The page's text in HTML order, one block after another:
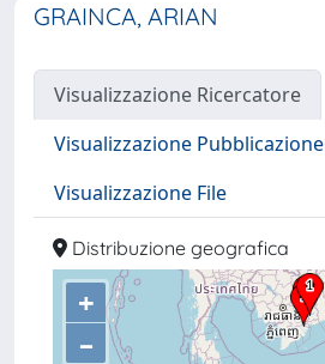
GRAINCA, ARIAN
Visualizzazione Ricercatore
Visualizzazione Pubblicazione
Visualizzazione File
Distribuzione geografica
+
–